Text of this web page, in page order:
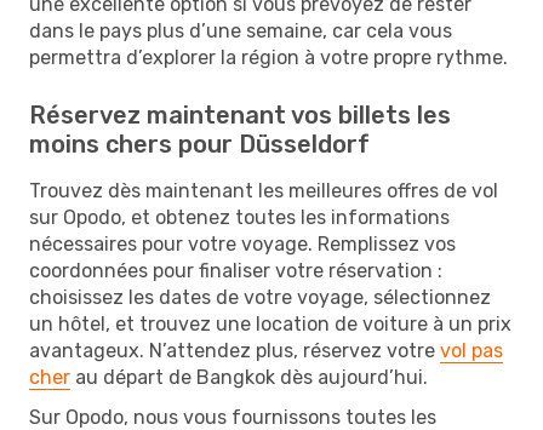
dans le pays plus d’une semaine, car cela vous
permettra d’explorer la région à votre propre rythme.
Réservez maintenant vos billets les
moins chers pour Düsseldorf
Trouvez dès maintenant les meilleures offres de vol
sur Opodo, et obtenez toutes les informations
nécessaires pour votre voyage. Remplissez vos
coordonnées pour finaliser votre réservation :
choisissez les dates de votre voyage, sélectionnez
un hôtel, et trouvez une location de voiture à un prix
avantageux. N’attendez plus, réservez votre vol pas
cher au départ de Bangkok dès aujourd’hui.
Sur Opodo, nous vous fournissons toutes les